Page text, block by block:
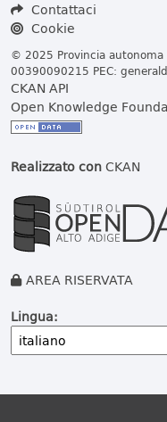
Contattaci
Cookie
© 2025 Provincia autonoma
00390090215 PEC:
CKAN API
Open Knowledge
Realizzato conCKAN
AREA RISERVATA
Lingua